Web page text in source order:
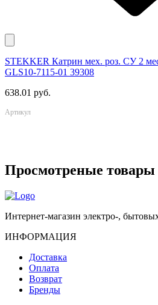
STEKKER Катрин мех. роз. СУ 2
GLS10-7115-01 39308
638.01 руб.
Артикул
Просмотреные товары
Интернет-магазин электро-,
ИНФОРМАЦИЯ
Доставка
Оплата
Возврат
Бренды